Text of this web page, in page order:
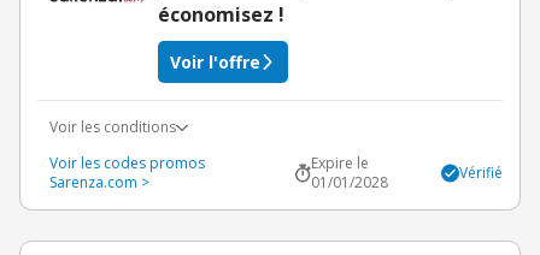
économisez !
Voir l'offre
Voir les conditions
Voir les codes promos
Sarenza.com >
Expire le
01/01/2028
Vérifié